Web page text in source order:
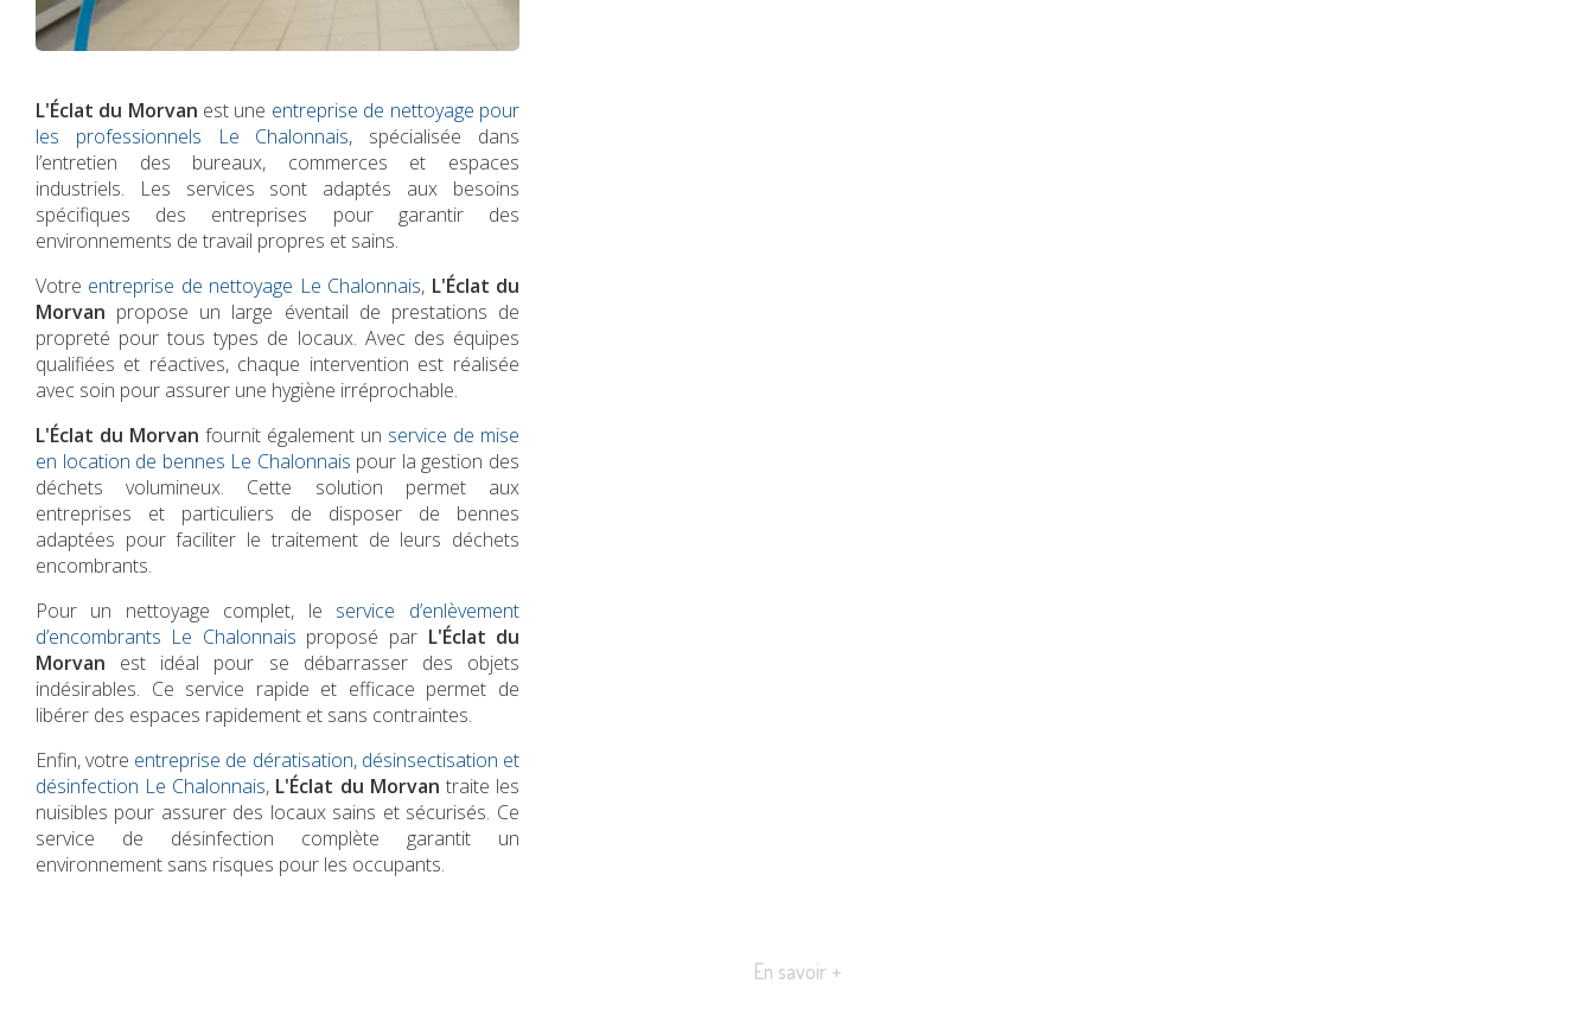
L'Éclat du Morvan est une entreprise de nettoyage pour
les professionnels Le Chalonnais, spécialisée dans
l’entretien des bureaux, commerces et espaces
industriels. Les services sont adaptés aux besoins
spécifiques des entreprises pour garantir des
environnements de travail propres et sains.
Votre entreprise de nettoyage Le Chalonnais, L'Éclat du
Morvan propose un large éventail de prestations de
propreté pour tous types de locaux. Avec des équipes
qualifiées et réactives, chaque intervention est réalisée
avec soin pour assurer une hygiène irréprochable.
L'Éclat du Morvan fournit également un service de mise
en location de bennes Le Chalonnais pour la gestion des
déchets volumineux. Cette solution permet aux
entreprises et particuliers de disposer de bennes
adaptées pour faciliter le traitement de leurs déchets
encombrants.
Pour un nettoyage complet, le service d’enlèvement
d’encombrants Le Chalonnais proposé par L'Éclat du
Morvan est idéal pour se débarrasser des objets
indésirables. Ce service rapide et efficace permet de
libérer des espaces rapidement et sans contraintes.
Enfin, votre entreprise de dératisation, désinsectisation et
désinfection Le Chalonnais, L'Éclat du Morvan traite les
nuisibles pour assurer des locaux sains et sécurisés. Ce
service de désinfection complète garantit un
environnement sans risques pour les occupants.
En savoir +